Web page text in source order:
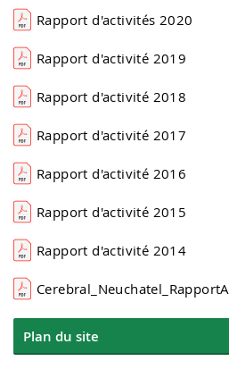
Rapport d'activités 2020
Rapport d'activité 2019
Rapport d'activité 2018
Rapport d'activité 2017
Rapport d'activité 2016
Rapport d'activité 2015
Rapport d'activité 2014
Plan du site